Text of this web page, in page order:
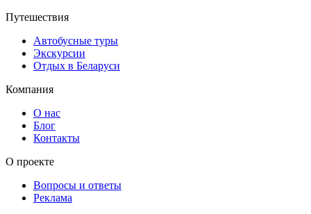
Путешествия
Автобусные туры
Экскурсии
Отдых в Беларуси
Компания
О нас
Блог
Контакты
О проекте
Вопросы и ответы
Реклама